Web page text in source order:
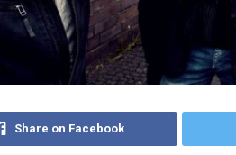
Share on Facebook